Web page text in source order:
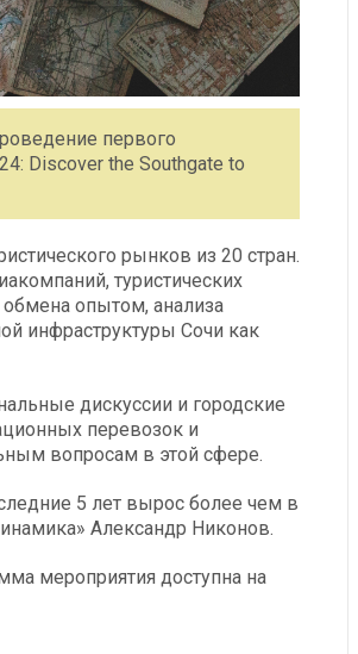
первого
Discover the Southgate to
рынков из 20 стран.
туристических
опытом, анализа
инфраструктуры Сочи как
дискуссии и городские
перевозок и
вопросам в этой сфере.
5 лет вырос более чем в
Александр Никонов.
мероприятия доступна на